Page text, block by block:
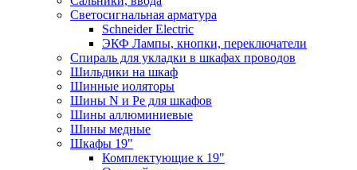
Светосигнальная арматура
Schneider Electric
ЭКФ Лампы, кнопки, переключатели
Спираль для укладки в шкафах проводов
Шильдики на шкаф
Шинные иоляторы
Шины N и Pe для шкафов
Шины аллюминиевые
Шины медные
Шкафы 19"
Комплектующие к 19"